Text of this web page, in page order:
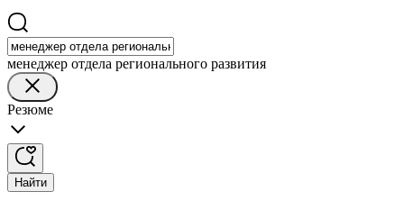
менеджер отдела регионального развития
Резюме
Найти